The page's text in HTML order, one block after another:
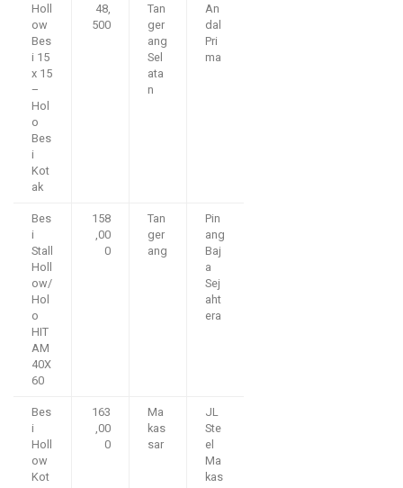
Holl
ow
Bes
i 15
x 15
–
Hol
o
Bes
i
Kot
ak
48,
500
Tan
ger
ang
Sel
ata
n
An
dal
Pri
ma
Bes
i
Stall
Holl
ow/
Hol
o
HIT
AM
40X
60
158
,00
0
Tan
ger
ang
Pin
ang
Baj
a
Sej
aht
era
Bes
i
Holl
ow
Kot
163
,00
0
Ma
kas
sar
JL
Ste
el
Ma
kas